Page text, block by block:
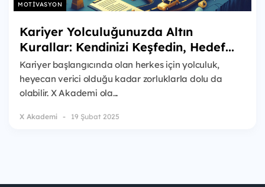
MOTIVASYON
Kariyer Yolculuğunuzda Altın
Kurallar: Kendinizi Keşfedin, Hedef...
Kariyer başlangıcında olan herkes için yolculuk,
heyecan verici olduğu kadar zorluklarla dolu da
olabilir. X Akademi ola...
X Akademi 19 Şubat 2025